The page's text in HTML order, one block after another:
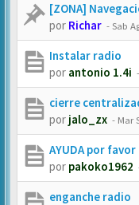
[ZONA]
por Richar -Sab
Instalar radio
por antonio 1.4i -
cierre
por jalo_zx - Mar
AYUDA por
por pakoko1962
enganche radio